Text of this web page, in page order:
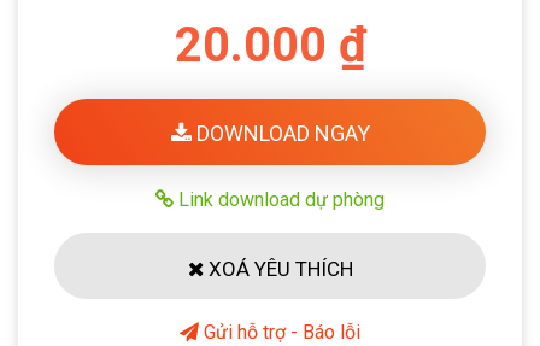
20.000 ₫
DOWNLOAD NGAY
Link download dự phòng
XOÁ YÊU THÍCH
Gửi hỗ trợ - Báo lỗi